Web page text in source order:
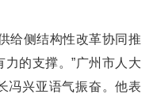
侧结构性改革协同推
的支撑。”广州市人大
冯兴亚语气振奋。他表